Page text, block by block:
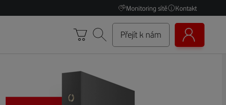
Monitoring sítě Kontakt
Přejít k nám